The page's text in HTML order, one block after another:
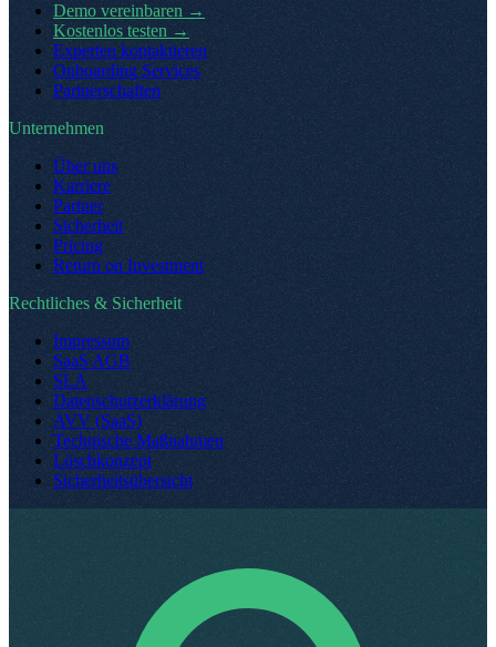
Demo vereinbaren →
Kostenlos testen →
Experten kontaktieren
Onboarding Services
Partnerschaften
Unternehmen
Über uns
Karriere
Partner
Sicherheit
Pricing
Return on Investment
Rechtliches & Sicherheit
Impressum
SaaS AGB
SLA
Datenschutzerklärung
AVV (SaaS)
Technische Maßnahmen
Löschkonzept
Sicherheitsübersicht